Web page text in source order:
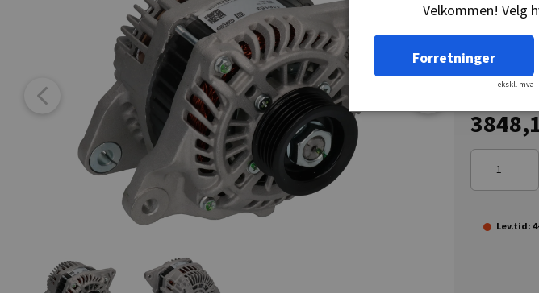
Spenning:
Lev.tid:
Velkommen! Velg
Forretninger
ekskl. mva